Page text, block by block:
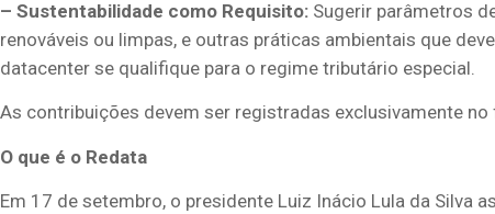
– Sustentabilidade como Requisito: Sugerir parâmetros
renováveis ou limpas, e outras práticas ambientais que
datacenter se qualifique para o regime tributário especial.
As contribuições devem ser registradas exclusivamente
O que é o Redata
Em 17 de setembro, o presidente Luiz Inácio Lula da Silva